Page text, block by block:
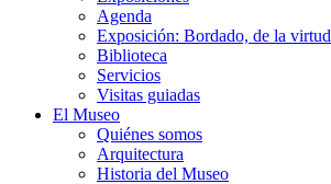
Agenda
Exposición: Bordado, de la virtud
Biblioteca
Servicios
Visitas guiadas
El Museo
Quiénes somos
Arquitectura
Historia del Museo